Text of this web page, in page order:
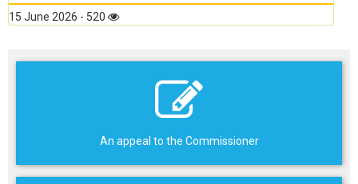
15 June 2026 - 520
An appeal to the Commissioner